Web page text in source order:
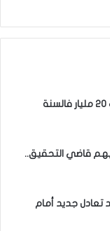
أيت منا: “الوداد اليوم عايشة بسبابي وخسرت 20 مليار فالسنة
قاضي التحقيق..
تعادل جديد أمام